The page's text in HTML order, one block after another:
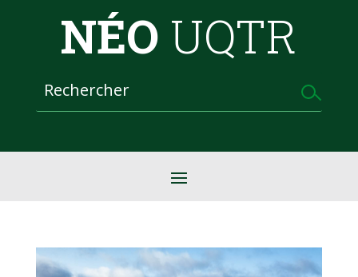
NÉO UQTR